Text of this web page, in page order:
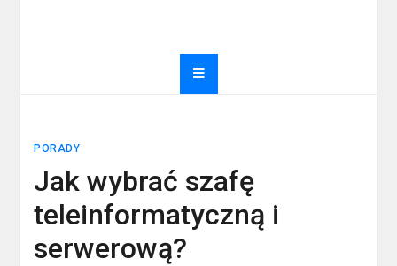
PORADY
Jak wybrać szafę
teleinformatyczną i
serwerową?